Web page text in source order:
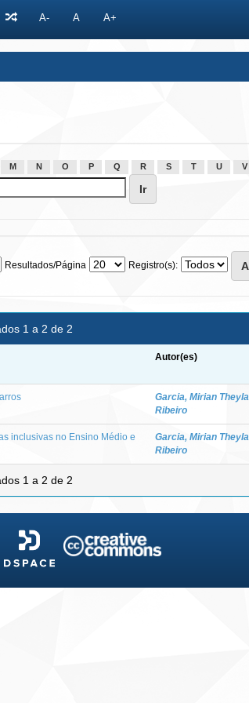
A- A A+
M N O P Q R S T U V
Resultados/Página Registro(s):
1 a 2 de 2
Autor(es)
Garcia, Mirian Theyla
Ribeiro
inclusivas no Ensino Médio e
Garcia, Mirian Theyla
Ribeiro
1 a 2 de 2